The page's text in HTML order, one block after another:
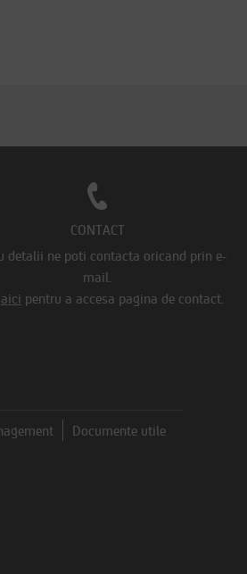
CONTACT
detalii ne poti contacta oricand prin e-
mail.
aici pentru a accesa pagina de contact.
Documente utile